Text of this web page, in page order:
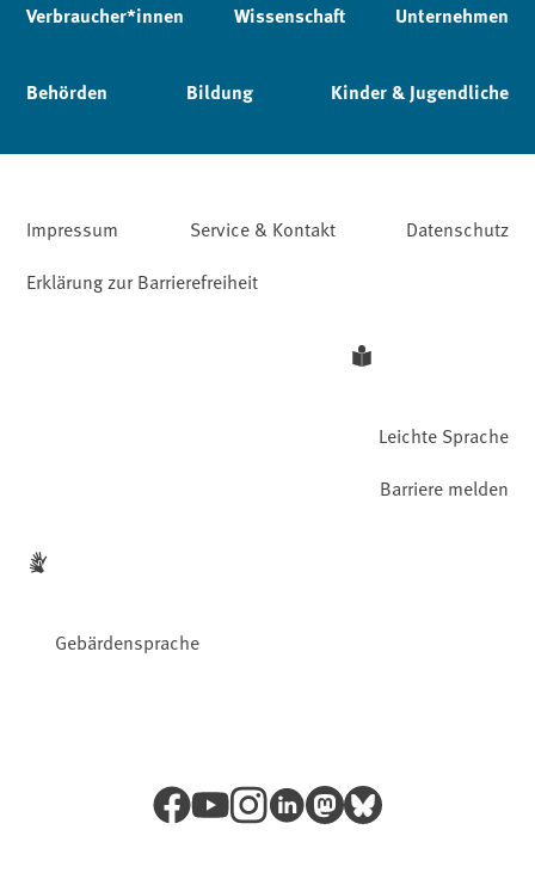
Verbraucher*innen Wissenschaft Unternehmen
Behörden Bildung Kinder & Jugendliche
Impressum Service & Kontakt
Datenschutz
Erklärung zur Barrierefreiheit
Leichte Sprache
Gebärdensprache
Barriere melden